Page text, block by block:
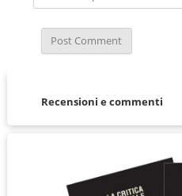
Recensioni e commenti